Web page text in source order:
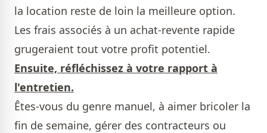
la location reste de loin la meilleure option.
Les frais associés à un achat-revente rapide
gruge­raient tout votre profit potentiel.
Ensuite, réfléchissez à votre rapport à
l'entretien.
Êtes-vous du genre manuel, à aimer bricoler la
fin de semaine, gérer des contracteurs ou